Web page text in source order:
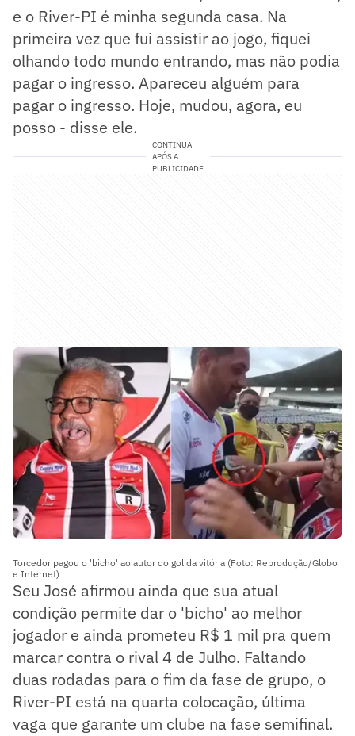
e o River-PI é minha segunda casa. Na
primeira vez que fui assistir ao jogo, fiquei
olhando todo mundo entrando, mas não podia
pagar o ingresso. Apareceu alguém para
pagar o ingresso. Hoje, mudou, agora, eu
posso - disse ele.
CONTINUA
APÓS A
PUBLICIDADE
Torcedor pagou o 'bicho' ao autor do gol da vitória (Foto: Reprodução/Globo
e Internet)
Seu José afirmou ainda que sua atual
condição permite dar o 'bicho' ao melhor
jogador e ainda prometeu R$ 1 mil pra quem
marcar contra o rival 4 de Julho. Faltando
duas rodadas para o fim da fase de grupo, o
River-PI está na quarta colocação, última
vaga que garante um clube na fase semifinal.